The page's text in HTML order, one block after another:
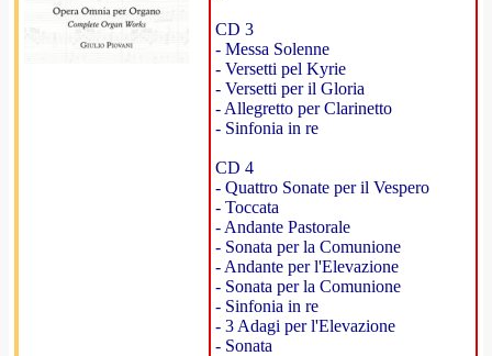
CD 3
- Messa Solenne
- Versetti pel Kyrie
- Versetti per il Gloria
- Allegretto per Clarinetto
- Sinfonia in re
CD 4
- Quattro Sonate per il Vespero
- Toccata
- Andante Pastorale
- Sonata per la Comunione
- Andante per l'Elevazione
- Sonata per la Comunione
- Sinfonia in re
- 3 Adagi per l'Elevazione
- Sonata